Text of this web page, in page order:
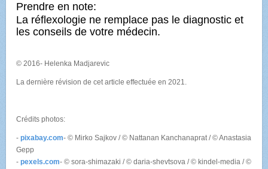
Prendre en note:
La réflexologie ne remplace pas le diagnostic et
les conseils de votre médecin.
© 2016- Helenka Madjarevic
La dernière révision de cet article effectuée en 2021.
Crédits photos:
-pixabay.com- © Mirko Sajkov / © Nattanan Kanchanaprat / © Anastasia
Gepp
-pexels.com- © sora-shimazaki / © daria-shevtsova / © kindel-media / ©